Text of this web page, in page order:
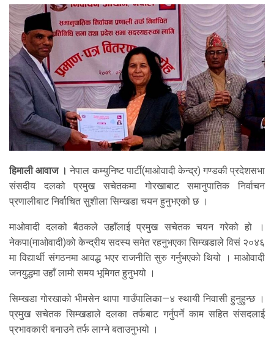
हिमाली आवाज । नेपाल कम्युनिष्ट पार्टी(माओवादी केन्द्र) गण्डकी प्रदेशसभा
संसदीय दलको प्रमुख सचेतकमा गोरखाबाट समानुपातिक निर्वाचन
प्रणालीबाट निर्वाचित सुशीला सिम्खडा चयन हुनुभएको छ ।
माओवादी दलको बैठकले उहाँलाई प्रमुख सचेतक चयन गरेको हो ।
नेकपा(माओवादी)को केन्द्रीय सदस्य समेत रहनुभएका सिम्खडाले विसं २०४६
मा विद्यार्थी संगठनमा आवद्ध भएर राजनीति सुरु गर्नुभएको थियो । माओवादी
जनयुद्धमा उहाँ लामो समय भूमिगत हुनुभयो ।
सिम्खडा गोरखाको भीमसेन थापा गाउँपालिका—४ स्थायी निवासी हुनुहुन्छ ।
प्रमुख सचेतक सिम्खडाले दलका तर्फबाट गर्नुपर्ने काम सहित संसदलाई
प्रभावकारी बनाउने तर्फ लाग्ने बताउनुभयो ।